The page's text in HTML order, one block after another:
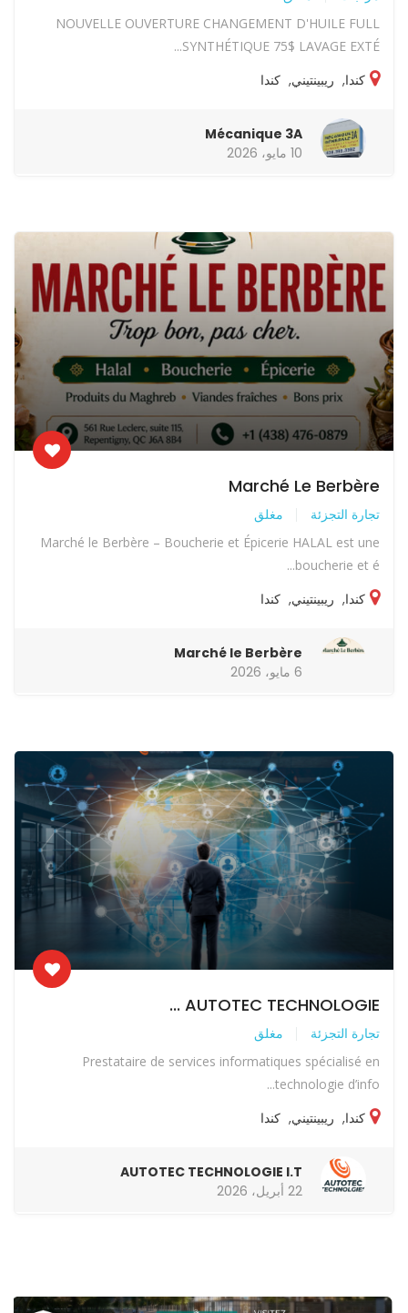
NOUVELLE OUVERTURE CHANGEMENT D'HUILE FULL
SYNTHÉTIQUE 75$ LAVAGE EXTÉ...
كندا, ريبينتيني, كندا
Mécanique 3A
10 مايو، 2026
Marché Le Berbère
تجارة التجزئة مغلق
Marché le Berbère – Boucherie et Épicerie HALAL est une
boucherie et é...
كندا, ريبينتيني, كندا
Marché le Berbère
6 مايو، 2026
AUTOTEC TECHNOLOGIE ...
تجارة التجزئة مغلق
Prestataire de services informatiques spécialisé en
technologie d’info...
كندا, ريبينتيني, كندا
AUTOTEC TECHNOLOGIE I.T
22 أبريل، 2026